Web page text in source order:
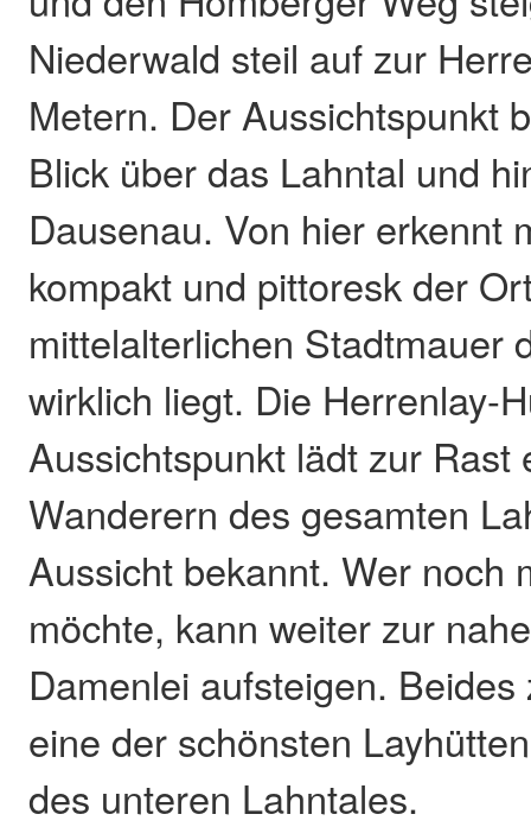
Niederwald steil auf zur
Metern. Der Aussichtspunkt
Blick über das Lahntal und
Dausenau. Von hier erkennt
kompakt und pittoresk der
mittelalterlichen Stadtmauer
wirklich liegt. Die Herrenlay-
Aussichtspunkt lädt zur Rast
Wanderern des gesamten
Aussicht bekannt. Wer noch
möchte, kann weiter zur
Damenlei aufsteigen.
eine der schönsten
des unteren Lahntales.